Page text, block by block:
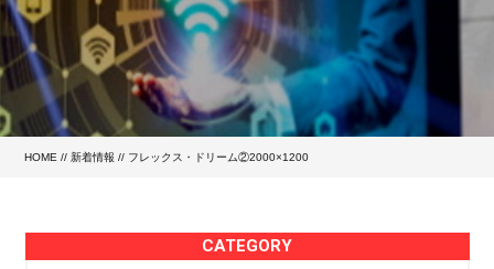
HOME //新着情報 // フレックス・ドリーム②2000×1200
CATEGORY